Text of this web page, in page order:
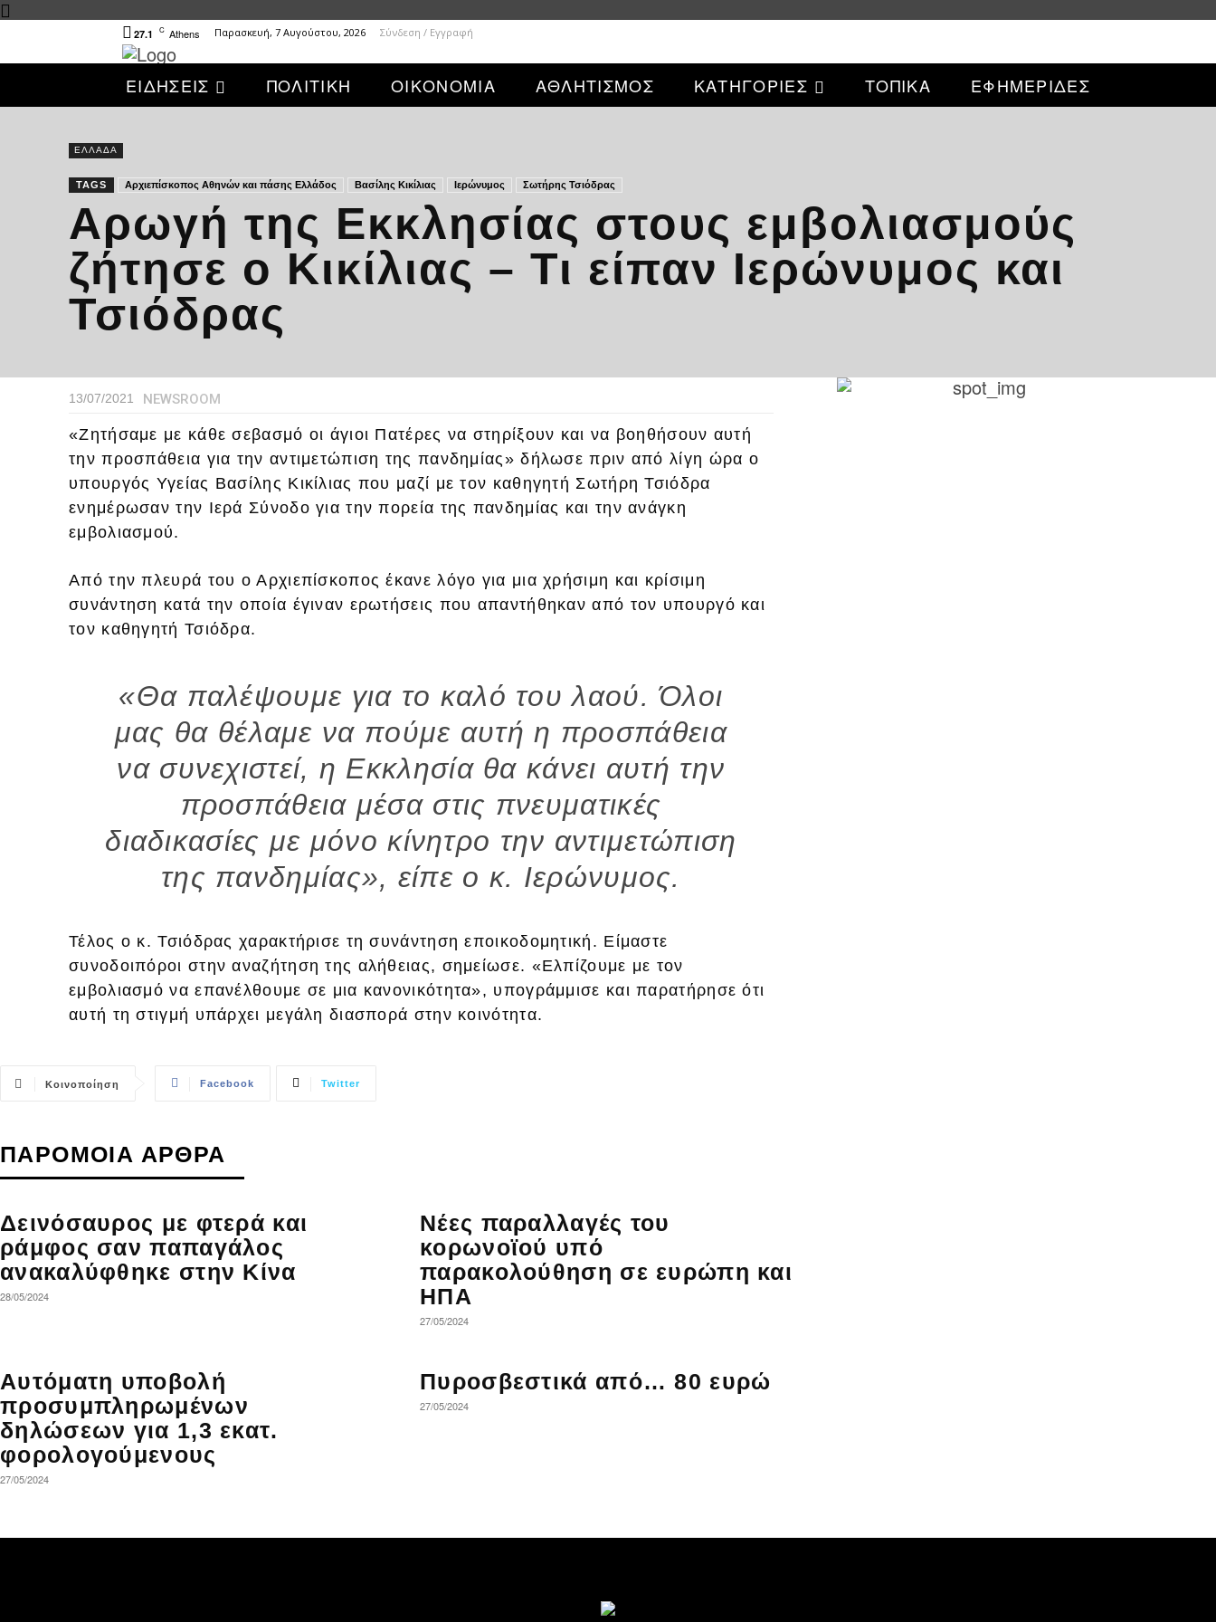
27.1 C Athens Παρασκευή, 7 Αυγούστου, 2026 Σύνδεση / Εγγραφή
ΕΙΔΗΣΕΙΣ ΠΟΛΙΤΙΚΗ ΟΙΚΟΝΟΜΙΑ ΑΘΛΗΤΙΣΜΟΣ ΚΑΤΗΓΟΡΙΕΣ ΤΟΠΙΚΑ ΕΦΗΜΕΡΙΔΕΣ
ΕΛΛΑΔΑ
TAGS Αρχιεπίσκοπος Αθηνών και πάσης Ελλάδος Βασίλης Κικίλιας Ιερώνυμος Σωτήρης Τσιόδρας
Αρωγή της Εκκλησίας στους εμβολιασμούς
ζήτησε ο Κικίλιας – Τι είπαν Ιερώνυμος και
Τσιόδρας
13/07/2021 NEWSROOM
«Ζητήσαμε με κάθε σεβασμό οι άγιοι Πατέρες να στηρίξουν και να βοηθήσουν αυτή
την προσπάθεια για την αντιμετώπιση της πανδημίας» δήλωσε πριν από λίγη ώρα ο
υπουργός Υγείας Βασίλης Κικίλιας που μαζί με τον καθηγητή Σωτήρη Τσιόδρα
ενημέρωσαν την Ιερά Σύνοδο για την πορεία της πανδημίας και την ανάγκη
εμβολιασμού.
Από την πλευρά του ο Αρχιεπίσκοπος έκανε λόγο για μια χρήσιμη και κρίσιμη
συνάντηση κατά την οποία έγιναν ερωτήσεις που απαντήθηκαν από τον υπουργό και
τον καθηγητή Τσιόδρα.
«Θα παλέψουμε για το καλό του λαού. Όλοι
μας θα θέλαμε να πούμε αυτή η προσπάθεια
να συνεχιστεί, η Εκκλησία θα κάνει αυτή την
προσπάθεια μέσα στις πνευματικές
διαδικασίες με μόνο κίνητρο την αντιμετώπιση
της πανδημίας», είπε ο κ. Ιερώνυμος.
Τέλος ο κ. Τσιόδρας χαρακτήρισε τη συνάντηση εποικοδομητική. Είμαστε
συνοδοιπόροι στην αναζήτηση της αλήθειας, σημείωσε. «Ελπίζουμε με τον
εμβολιασμό να επανέλθουμε σε μια κανονικότητα», υπογράμμισε και παρατήρησε ότι
αυτή τη στιγμή υπάρχει μεγάλη διασπορά στην κοινότητα.
Κοινοποίηση Facebook Twitter
ΠΑΡΟΜΟΙΑ ΑΡΘΡΑ
Δεινόσαυρος με φτερά και
ράμφος σαν παπαγάλος
ανακαλύφθηκε στην Κίνα
28/05/2024
Νέες παραλλαγές του
κορωνοϊού υπό
παρακολούθηση σε ευρώπη και
ΗΠΑ
27/05/2024
Αυτόματη υποβολή
προσυμπληρωμένων
δηλώσεων για 1,3 εκατ.
φορολογούμενους
27/05/2024
Πυροσβεστικά από… 80 ευρώ
27/05/2024